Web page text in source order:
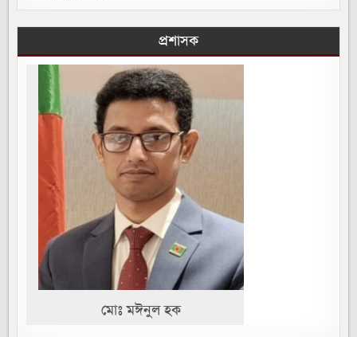
প্রশাসক
মোঃ মঈনুল হক